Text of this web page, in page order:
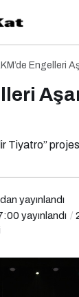
Engelleri
Tiyatro”
yayınlandı
yayınlandı